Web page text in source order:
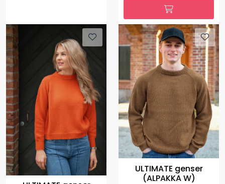
ULTIMATE genser
(ALPAKKA W)